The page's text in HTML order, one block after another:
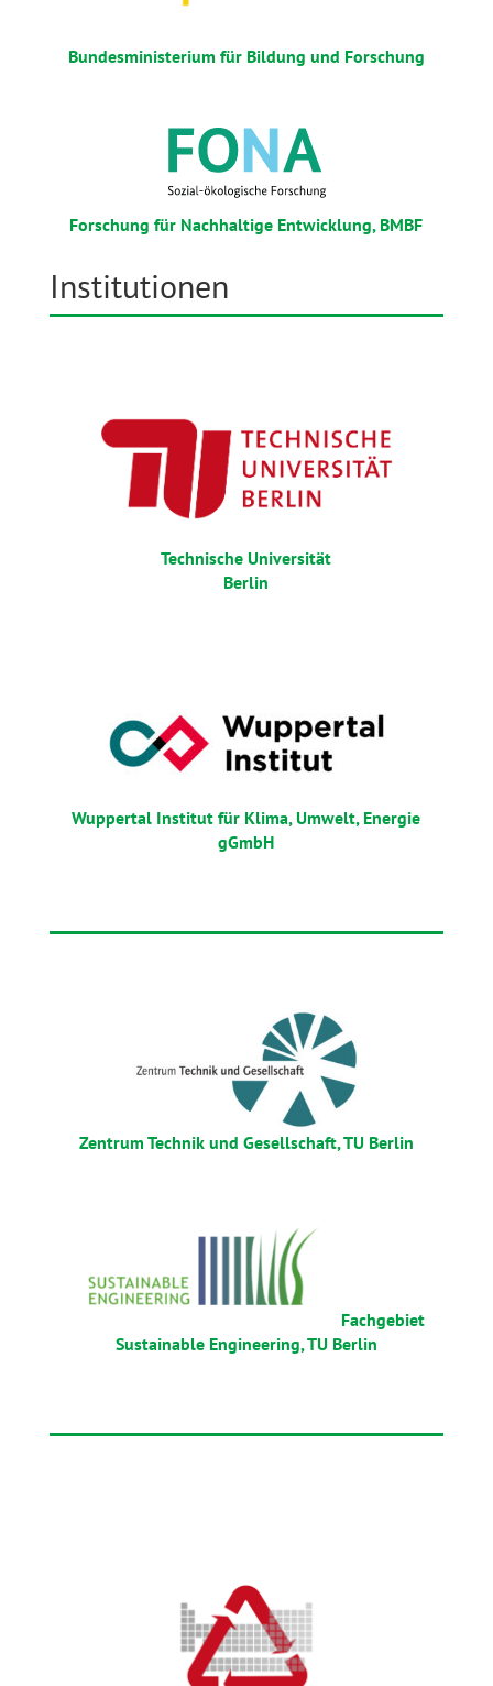
Bundesministerium für Bildung und Forschung
Forschung für Nachhaltige Entwicklung, BMBF
Institutionen
Technische Universität
Berlin
Wuppertal Institut für Klima, Umwelt, Energie
gGmbH
Zentrum Technik und Gesellschaft, TU Berlin
Fachgebiet
Sustainable Engineering, TU Berlin